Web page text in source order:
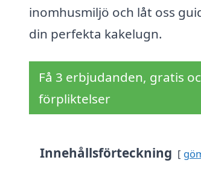
inomhusmiljö och låt oss
din perfekta kakelugn.
Få 3 erbjudanden, gratis
förpliktelser
Innehållsförteckning